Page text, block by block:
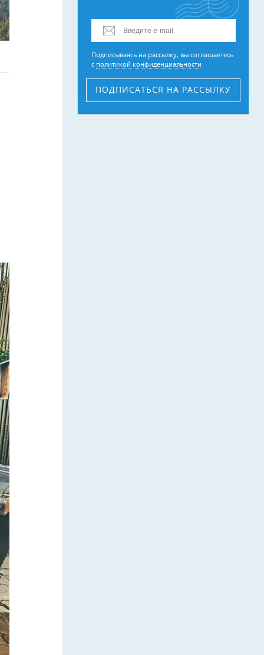
Подписываясь на рассылку, вы соглашаетесь
с политикой конфиденциальности
ПОДПИСАТЬСЯ НА РАССЫЛКУ